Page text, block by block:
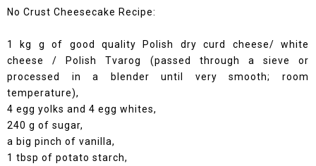
No Crust Cheesecake Recipe:
1 kg g of good quality Polish dry curd cheese/ white
cheese / Polish Tvarog (passed through a sieve or
processed in a blender until very smooth; room
temperature),
4 egg yolks and 4 egg whites,
240 g of sugar,
a big pinch of vanilla,
1 tbsp of potato starch,